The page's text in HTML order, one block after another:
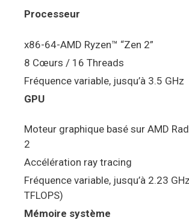
Processeur
x86-64-AMD Ryzen™ “Zen 2”
8 Cœurs / 16 Threads
Fréquence variable, jusqu’à 3.5 GHz
GPU
Moteur graphique basé sur AMD
2
Accélération ray tracing
Fréquence variable, jusqu’à 2.23
TFLOPS)
Mémoire système